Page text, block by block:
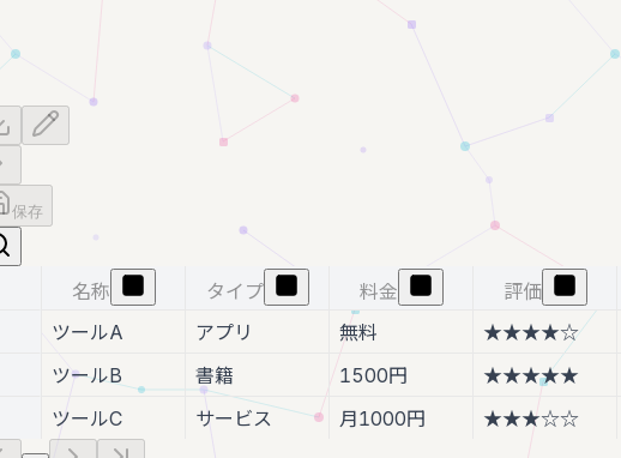
保存
名称 タイプ 料金 評価
ツールA アプリ 無料 ★★★★☆
ツールB 書籍 1500円 ★★★★★
ツールC サービス 月1000円 ★★★☆☆